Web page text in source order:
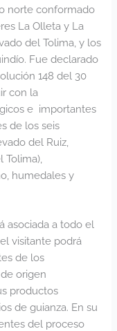
norte conformado
La Olleta y La
del Tolima, y los
Fue declarado
148 del 30
con la
e importantes
de los seis
del Ruiz,
humedales y
asociada a todo el
visitante podrá
de los
origen
productos
de guianza. En su
del proceso